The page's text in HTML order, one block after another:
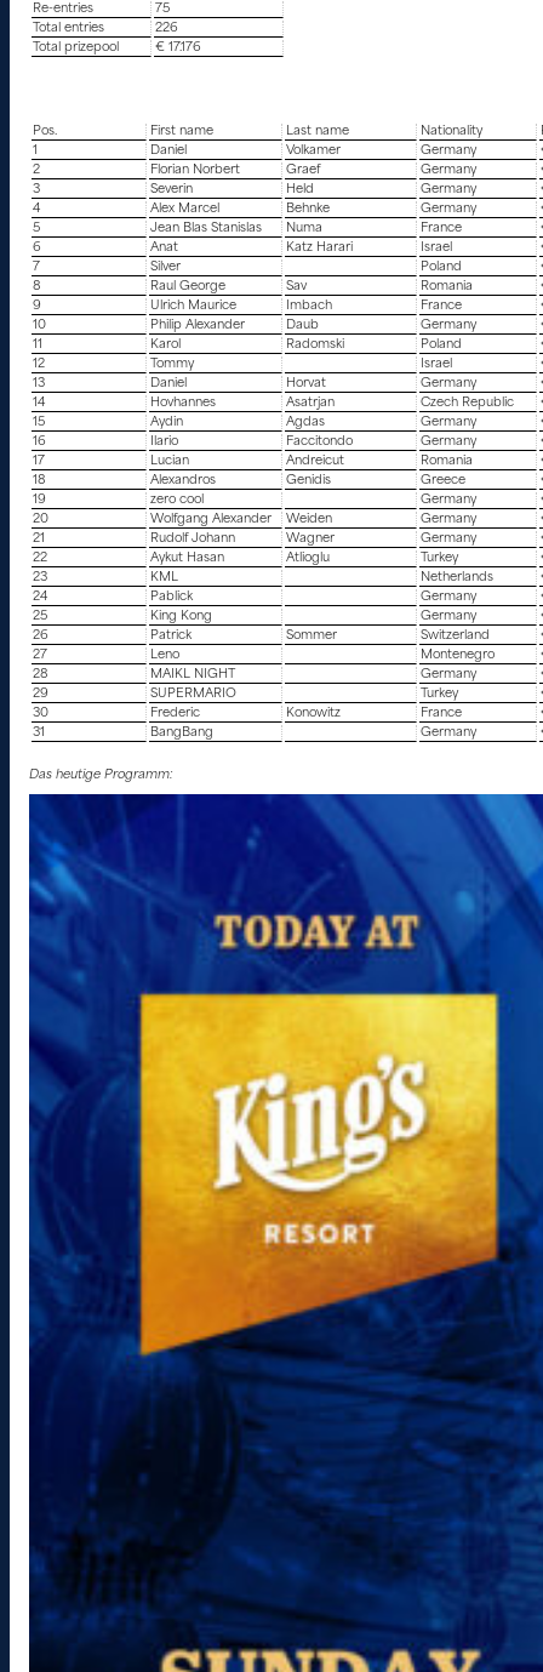
Re-entries
75
Total entries
226
Total prizepool
€ 17.176
Pos. First name Last name Nationality
1
Daniel Volkamer Germany
2
Florian Norbert Graef Germany
3
Severin Held Germany
4
Alex Marcel Behnke Germany
5
Jean Blas Stanislas Numa France
6
Anat Katz Harari Israel
7
Silver Poland
8
Raul George Sav Romania
9
Ulrich Maurice Imbach France
10
Philip Alexander Daub Germany
11
Karol Radomski Poland
12
Tommy Israel
13
Daniel Horvat Germany
14
Hovhannes Asatrjan Czech Republic
15
Aydin Agdas Germany
16
Ilario Faccitondo Germany
17
Lucian Andreicut Romania
18
Alexandros Genidis Greece
19
zero cool Germany
20
Wolfgang Alexander Weiden Germany
21
Rudolf Johann Wagner Germany
22
Aykut Hasan Atlioglu Turkey
23
KML Netherlands
24
Pablick Germany
25
King Kong Germany
26
Patrick Sommer Switzerland
27
Leno Montenegro
28
MAIKL NIGHT Germany
29
SUPERMARIO Turkey
30
Frederic Konowitz France
31
BangBang Germany
Das heutige Programm: